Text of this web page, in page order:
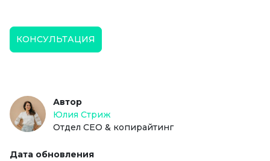
КОНСУЛЬТАЦИЯ
Автор
Юлия Стриж
Отдел СЕО & копирайтинг
Дата обновления